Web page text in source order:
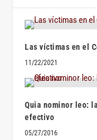
Las víctimas en el
11/22/2021
Quia nominor leo:
efectivo
05/27/2016